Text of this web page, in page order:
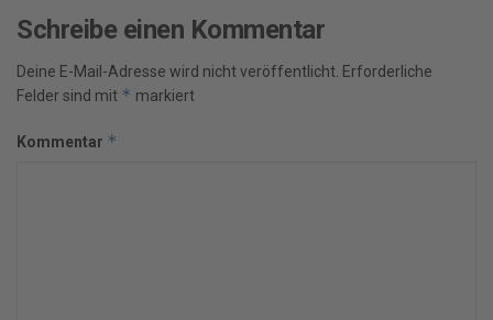
Schreibe einen Kommentar
Deine E-Mail-Adresse wird nicht veröffentlicht. Erforderliche
Felder sind mit * markiert
Kommentar *